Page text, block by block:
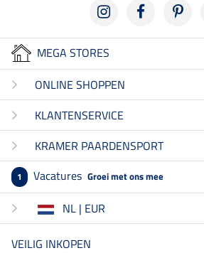
MEGA STORES
ONLINE SHOPPEN
KLANTENSERVICE
KRAMER PAARDENSPORT
1 Vacatures Groei met ons mee
NL | EUR
VEILIG INKOPEN